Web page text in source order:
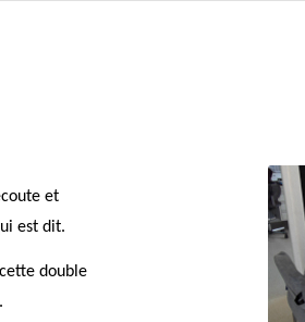
et
est dit.
double